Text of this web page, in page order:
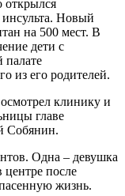
открылся
Новый
на 500 мест. В
дети с
палате
из его родителей.
клинику и
главе
Собянин.
Одна – девушка
центре после
жизнь.